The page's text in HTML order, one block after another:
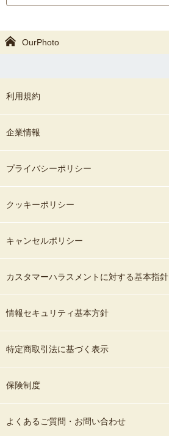
OurPhoto
利用規約
企業情報
プライバシーポリシー
クッキーポリシー
キャンセルポリシー
カスタマーハラスメントに対する基本指針
情報セキュリティ基本方針
特定商取引法に基づく表示
保険制度
よくあるご質問・お問い合わせ